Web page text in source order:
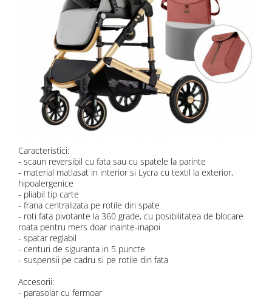
Caracteristici:
- scaun reversibil cu fata sau cu spatele la parinte
- material matlasat in interior si Lycra cu textil la exterior,
hipoalergenice
- pliabil tip carte
- frana centralizata pe rotile din spate
- roti fata pivotante la 360 grade, cu posibilitatea de blocare
roata pentru mers doar inainte-inapoi
- spatar reglabil
- centuri de siguranta in 5 puncte
- suspensii pe cadru si pe rotile din fata
Accesorii:
- parasolar cu fermoar